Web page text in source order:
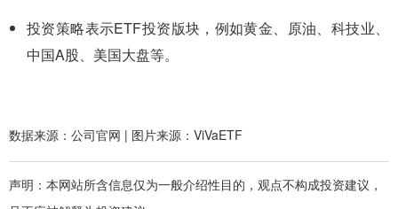
投资策略表示ETF投资版块，例如黄金、原油、科技业、
中国A股、美国大盘等。
数据来源：公司官网 | 图片来源：ViVaETF
声明：本网站所含信息仅为一般介绍性目的，观点不构成投资建议，